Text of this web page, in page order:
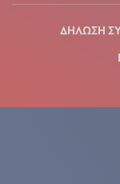
ΔΗΛΩΣΗ